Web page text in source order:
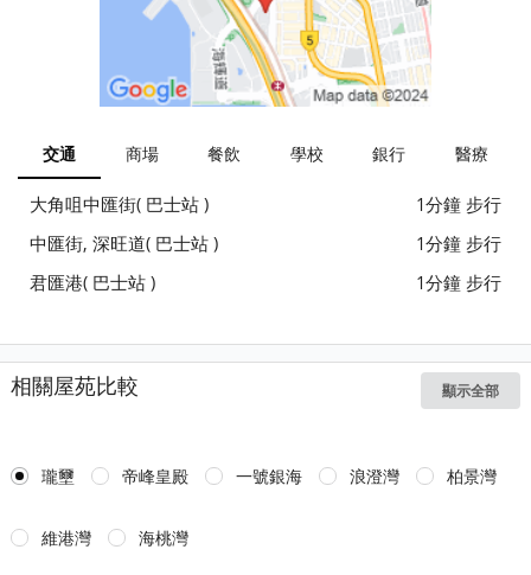
交通 商場 餐飲 學校 銀行 醫療
大角咀中匯街( 巴士站 )
1分鐘 步行
中匯街, 深旺道( 巴士站 )
1分鐘 步行
君匯港( 巴士站 )
1分鐘 步行
相關屋苑比較 顯示全部
瓏壐 帝峰皇殿 一號銀海 浪澄灣 柏景灣
維港灣 海桃灣